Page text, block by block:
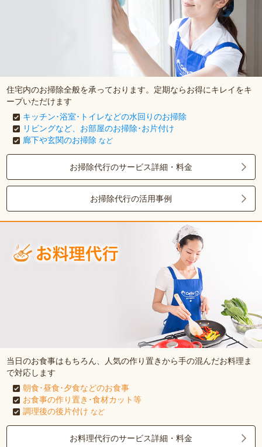
住宅内のお掃除全般を承っております。定期ならお得にキレイをキ
ープいただけます
キッチン･浴室･トイレなどの水回りのお掃除
リビングなど、お部屋のお掃除･お片付け
廊下や玄関のお掃除 など
お掃除代行のサービス詳細・料金
お掃除代行の活用事例
当日のお食事はもちろん、人気の作り置きから手の混んだお料理ま
で対応します
朝食･昼食･夕食などのお食事
お食事の作り置き･食材カット等
調理後の後片付け など
お料理代行のサービス詳細・料金